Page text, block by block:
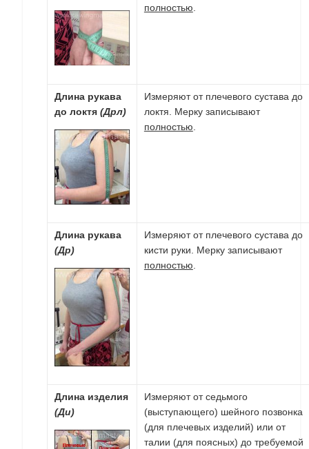
полностью.
Длина рукава
до локтя (Дрл)
Измеряют от плечевого сустава до
локтя. Мерку записывают
полностью.
Длина рукава
(Др)
Измеряют от плечевого сустава до
кисти руки. Мерку записывают
полностью.
Длина изделия
(Ди)
Измеряют от седьмого
(выступающего) шейного позвонка
(для плечевых изделий) или от
талии (для поясных) до требуемой